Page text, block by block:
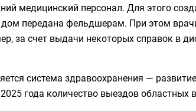
медицинский персонал. Для этого
дом передана фельдшерам. При этом
за счет выдачи некоторых справок в
система здравоохранения —
года количество выездов областных